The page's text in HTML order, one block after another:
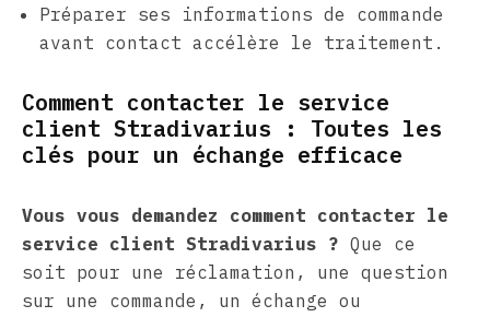
Préparer ses informations de commande
avant contact accélère le traitement.
Comment contacter le service
client Stradivarius : Toutes les
clés pour un échange efficace
Vous vous demandez comment contacter le
service client Stradivarius ? Que ce
soit pour une réclamation, une question
sur une commande, un échange ou